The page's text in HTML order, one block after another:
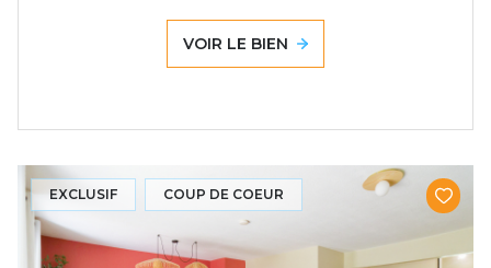
VOIR LE BIEN
EXCLUSIF COUP DE COEUR